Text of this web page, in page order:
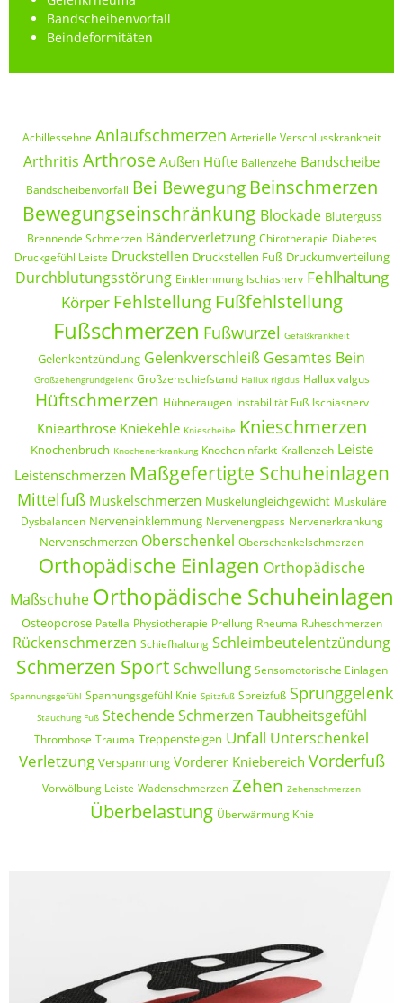
Bandscheibenvorfall
Beindeformitäten
Achillessehne Anlaufschmerzen Arterielle Verschlusskrankheit
Arthritis Arthrose Außen Hüfte Ballenzehe Bandscheibe
Bandscheibenvorfall Bei Bewegung Beinschmerzen
Bewegungseinschränkung Blockade Bluterguss
Brennende Schmerzen Bänderverletzung Chirotherapie Diabetes
Druckgefühl Leiste Druckstellen Druckstellen Fuß Druckumverteilung
Durchblutungsstörung Einklemmung Ischiasnerv Fehlhaltung
Körper Fehlstellung Fußfehlstellung
Fußschmerzen Fußwurzel Gefäßkrankheit
Gelenkentzündung Gelenkverschleiß Gesamtes Bein
Großzehengrundgelenk Großzehschiefstand Hallux rigidus Hallux valgus
Hüftschmerzen Hühneraugen Instabilität Fuß Ischiasnerv
Kniearthrose Kniekehle Kniescheibe Knieschmerzen
Knochenbruch Knochenerkrankung Knocheninfarkt Krallenzeh Leiste
Leistenschmerzen Maßgefertigte Schuheinlagen
Mittelfuß Muskelschmerzen Muskelungleichgewicht Muskuläre
Dysbalancen Nerveneinklemmung Nervenengpass Nervenerkrankung
Nervenschmerzen Oberschenkel Oberschenkelschmerzen
Orthopädische Einlagen Orthopädische
Maßschuhe Orthopädische Schuheinlagen
Osteoporose Patella Physiotherapie Prellung Rheuma Ruheschmerzen
Rückenschmerzen Schiefhaltung Schleimbeutelentzündung
Schmerzen SportSchwellung Sensomotorische Einlagen
Spannungsgefühl Spannungsgefühl Knie Spitzfuß Spreizfuß Sprunggelenk
Stauchung Fuß Stechende Schmerzen Taubheitsgefühl
Thrombose Trauma Treppensteigen Unfall Unterschenkel
Verletzung Verspannung Vorderer Kniebereich Vorderfuß
Vorwölbung Leiste Wadenschmerzen Zehen Zehenschmerzen
Überbelastung Überwärmung Knie